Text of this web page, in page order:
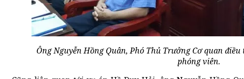
Ông Nguyễn Hồng Quân, Phó Thủ Trưởng Cơ quan
phóng viên.